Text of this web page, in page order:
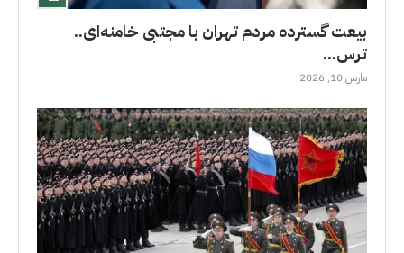
بیعت گسترده مردم تهران با مجتبی خامنه‌ای..
ترس...
مارس 10, 2026